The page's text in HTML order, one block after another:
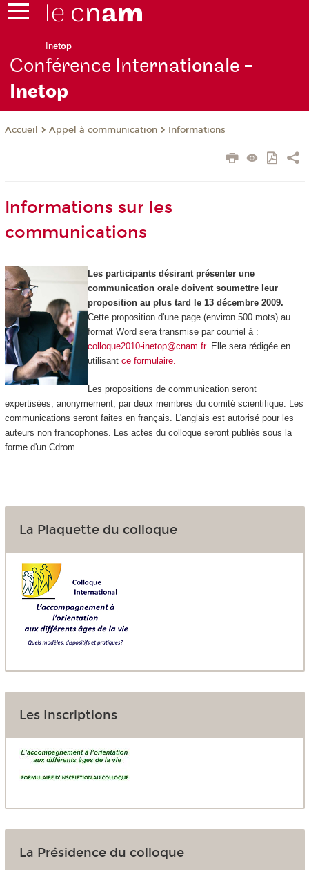
Inetop
Conférence Internationale -
Inetop
Accueil Appel à communication Informations
Informations sur les
communications
Les participants désirant présenter une
communication orale doivent soumettre leur
proposition au plus tard le 13 décembre 2009.
Cette proposition d'une page (environ 500 mots) au
format Word sera transmise par courriel à :
colloque2010-inetop@cnam.fr. Elle sera rédigée en
utilisant ce formulaire.
Les propositions de communication seront
expertisées, anonymement, par deux membres du comité scientifique. Les
communications seront faites en français. L'anglais est autorisé pour les
auteurs non francophones. Les actes du colloque seront publiés sous la
forme d'un Cdrom.
La Plaquette du colloque
Les Inscriptions
La Présidence du colloque